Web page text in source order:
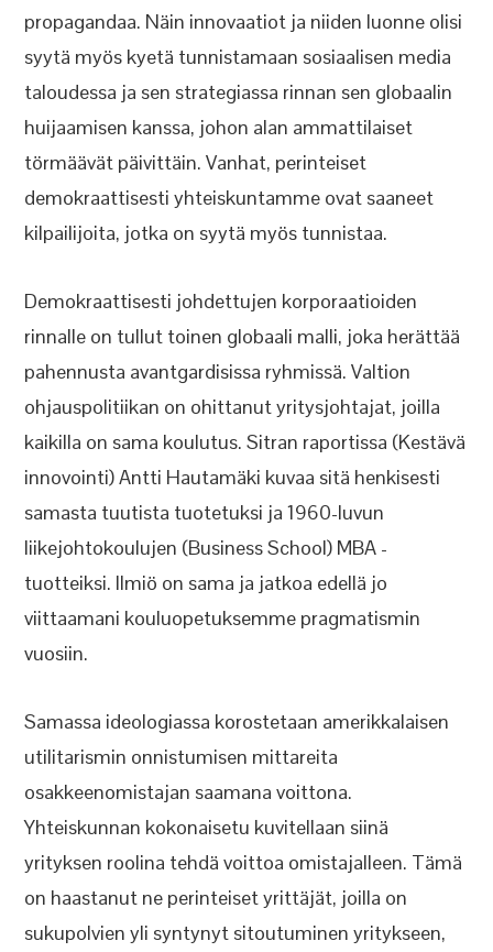
propagandaa. Näin innovaatiot ja niiden luonne olisi
syytä myös kyetä tunnistamaan sosiaalisen media
taloudessa ja sen strategiassa rinnan sen globaalin
huijaamisen kanssa, johon alan ammattilaiset
törmäävät päivittäin. Vanhat, perinteiset
demokraattisesti yhteiskuntamme ovat saaneet
kilpailijoita, jotka on syytä myös tunnistaa.
Demokraattisesti johdettujen korporaatioiden
rinnalle on tullut toinen globaali malli, joka herättää
pahennusta avantgardisissa ryhmissä. Valtion
ohjauspolitiikan on ohittanut yritysjohtajat, joilla
kaikilla on sama koulutus. Sitran raportissa (Kestävä
innovointi) Antti Hautamäki kuvaa sitä henkisesti
samasta tuutista tuotetuksi ja 1960-luvun
liikejohtokoulujen (Business School) MBA -
tuotteiksi. Ilmiö on sama ja jatkoa edellä jo
viittaamani kouluopetuksemme pragmatismin
vuosiin.
Samassa ideologiassa korostetaan amerikkalaisen
utilitarismin onnistumisen mittareita
osakkeenomistajan saamana voittona.
Yhteiskunnan kokonaisetu kuvitellaan siinä
yrityksen roolina tehdä voittoa omistajalleen. Tämä
on haastanut ne perinteiset yrittäjät, joilla on
sukupolvien yli syntynyt sitoutuminen yritykseen,